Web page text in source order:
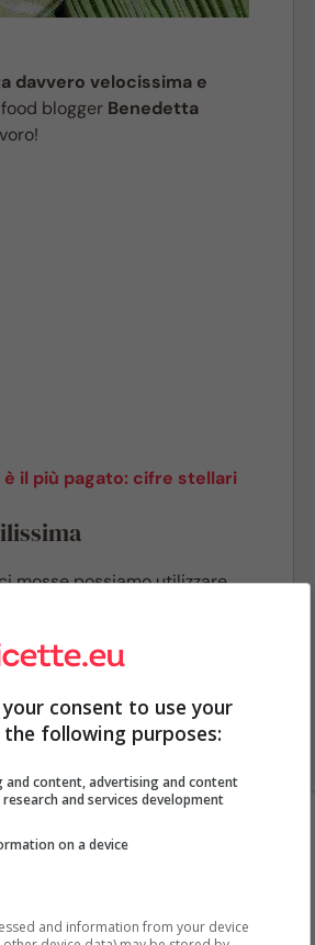
davvero velocissima e
blogger Benedetta
il più pagato: cifre stellari
mosse possiamo utilizzare,
buona e sicuramente più
tutti gli ingredienti:
consent to use your
following purposes:
and content, advertising and content
and services development
on a device
and information from your device